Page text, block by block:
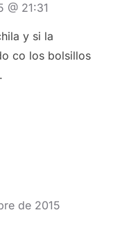
@ 21:31
y si la
co los bolsillos
de 2015